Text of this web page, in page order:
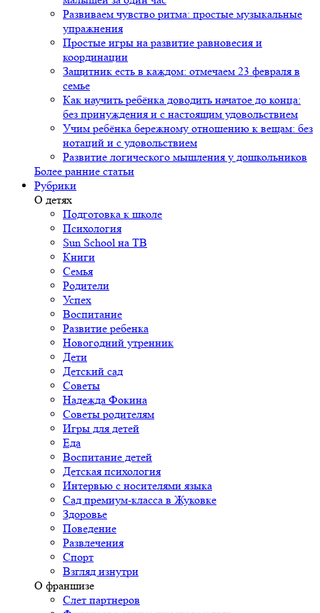
Развиваем чувство ритма: простые музыкальные
упражнения
Простые игры на развитие равновесия и
координации
Защитник есть в каждом: отмечаем 23 февраля в
семье
Как научить ребёнка доводить начатое до конца:
без принуждения и с настоящим удовольствием
Учим ребёнка бережному отношению к вещам: без
нотаций и с удовольствием
Развитие логического мышления у дошкольников
Более ранние статьи
Рубрики
О детях
Подготовка к школе
Психология
Sun School на ТВ
Книги
Семья
Родители
Успех
Воспитание
Развитие ребенка
Новогодний утренник
Дети
Детский сад
Советы
Надежда Фокина
Советы родителям
Игры для детей
Еда
Воспитание детей
Детская психология
Интервью с носителями языка
Сад премиум-класса в Жуковке
Здоровье
Поведение
Развлечения
Спорт
Взгляд изнутри
О франшизе
Слет партнеров